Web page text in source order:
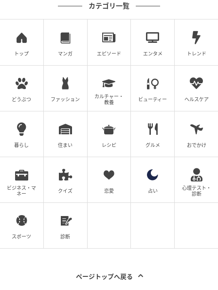
ウーマンエキサイト
カテゴリ一覧
トップ マンガ エピソード エンタメ トレンド
どうぶつ ファッション
カルチャー・
教養
ビューティー ヘルスケア
暮らし 住まい レシピ グルメ おでかけ
ビジネス・マ
ネー
クイズ 恋愛 占い
心理テスト・
診断
スポーツ 診断
ページトップへ戻る